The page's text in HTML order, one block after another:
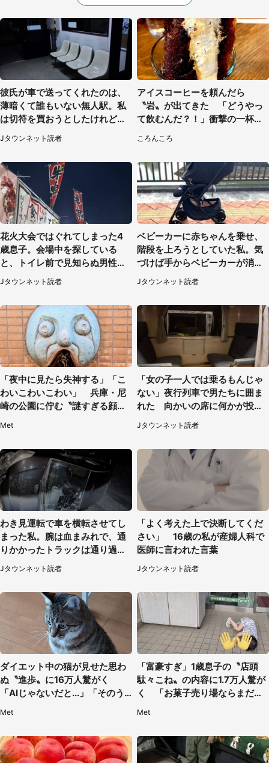
彼氏が車で送ってくれたのは、
薄暗くて誰もいない無人駅。私
は切符を買おうとしたけれど
（山形県・20代女性）
Jタウンネット読者
アイスコーヒーを頼んだら
〝岩〟が出てきた 「どうやっ
て飲むんだ？！」衝撃の一杯が
ころんころ
花火大会ではぐれてしまった4
歳息子。会場中を探している
と、トイレ前で見知らぬ男性に
（東京都・女性）
Jタウンネット読者
ベビーカーに赤ちゃんを乗せ、
階段を上ろうとしていた私。気
づけば手からベビーカーが消え
ていて（神奈川県・60代女性）
Jタウンネット読者
「夜中に見たら失神する」「こ
わいこわいこわい」 兵庫・尼
崎の公園に佇む〝謎すぎる顔〟
Met
「女の子一人では乗るもんじゃ
ない」夜行列車で男たちに囲ま
れた 向かいの席に何かが投げ
られて（秋田県・60代女性）
Jタウンネット読者
わき見運転で車を横転させてし
まった私。腕は血まみれで、通
りかかったトラックは通り過ぎ
ていき...（福岡県・30代女性）
Jタウンネット読者
「よく考えた上で決断してくだ
さい」 16歳の私が産婦人科で
医師に言われた言葉
Jタウンネット読者
ダイエット中の猫が見せた思わ
ぬ〝進歩〟に16万人驚がく
「AIじゃないだと...」「そのう
Met
「富豪すぎ」1歳息子の〝店頭
駄々こね〟の内容に1.7万人驚が
く 「お菓子売り場ならまだし
Met